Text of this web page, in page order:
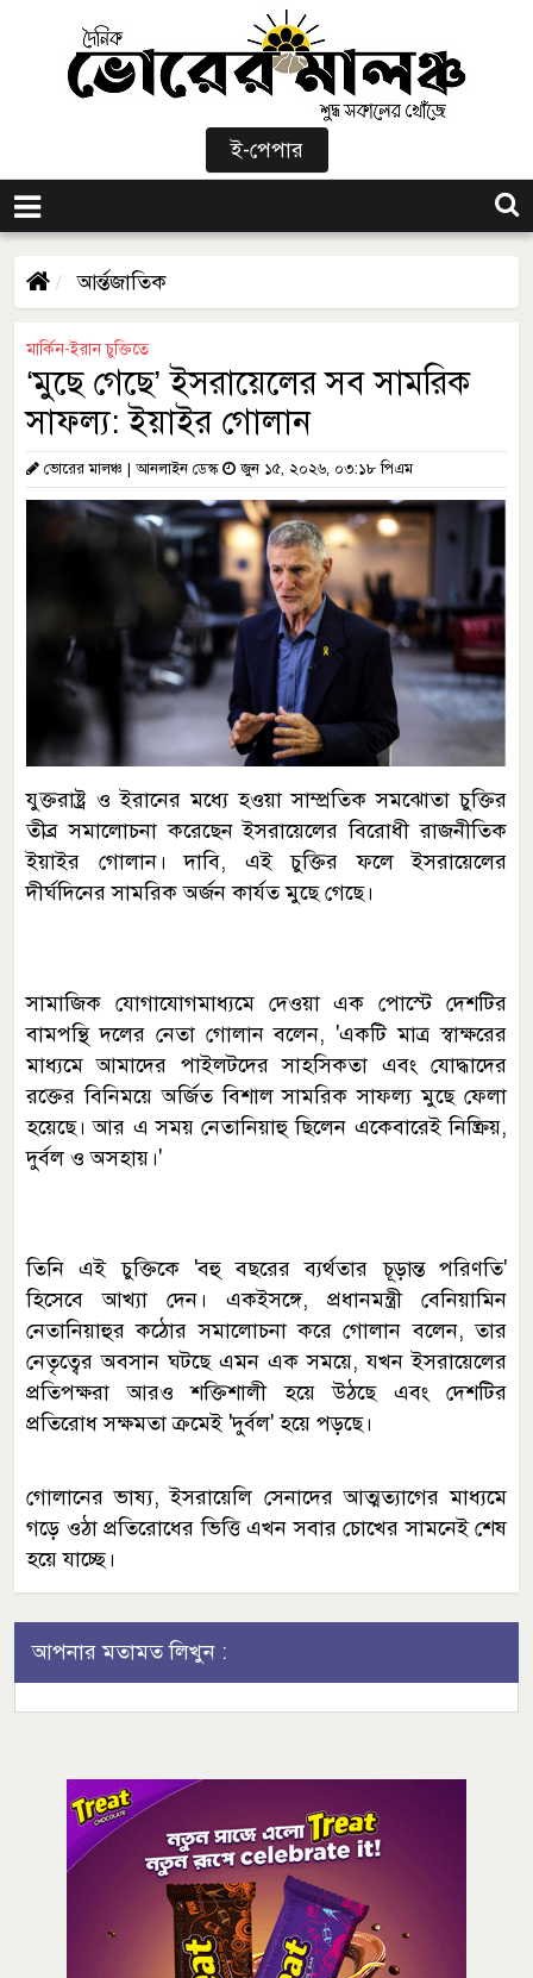
ই-পেপার
আর্ন্তজাতিক
মার্কিন-ইরান চুক্তিতে
‘মুছে গেছে’ ইসরায়েলের সব সামরিক
সাফল্য: ইয়াইর গোলান
ভোরের মালঞ্চ | আনলাইন ডেস্ক জুন ১৫, ২০২৬, ০৩:১৮ পিএম
যুক্তরাষ্ট্র ও ইরানের মধ্যে হওয়া সাম্প্রতিক সমঝোতা চুক্তির
তীব্র সমালোচনা করেছেন ইসরায়েলের বিরোধী রাজনীতিক
ইয়াইর গোলান। দাবি, এই চুক্তির ফলে ইসরায়েলের
দীর্ঘদিনের সামরিক অর্জন কার্যত মুছে গেছে।
সামাজিক যোগাযোগমাধ্যমে দেওয়া এক পোস্টে দেশটির
বামপন্থি দলের নেতা গোলান বলেন, 'একটি মাত্র স্বাক্ষরের
মাধ্যমে আমাদের পাইলটদের সাহসিকতা এবং যোদ্ধাদের
রক্তের বিনিময়ে অর্জিত বিশাল সামরিক সাফল্য মুছে ফেলা
হয়েছে। আর এ সময় নেতানিয়াহু ছিলেন একেবারেই নিষ্ক্রিয়,
দুর্বল ও অসহায়।'
তিনি এই চুক্তিকে 'বহু বছরের ব্যর্থতার চূড়ান্ত পরিণতি'
হিসেবে আখ্যা দেন। একইসঙ্গে, প্রধানমন্ত্রী বেনিয়ামিন
নেতানিয়াহুর কঠোর সমালোচনা করে গোলান বলেন, তার
নেতৃত্বের অবসান ঘটছে এমন এক সময়ে, যখন ইসরায়েলের
প্রতিপক্ষরা আরও শক্তিশালী হয়ে উঠছে এবং দেশটির
প্রতিরোধ সক্ষমতা ক্রমেই 'দুর্বল' হয়ে পড়ছে।
গোলানের ভাষ্য, ইসরায়েলি সেনাদের আত্মত্যাগের মাধ্যমে
গড়ে ওঠা প্রতিরোধের ভিত্তি এখন সবার চোখের সামনেই শেষ
হয়ে যাচ্ছে।
আপনার মতামত লিখুন :